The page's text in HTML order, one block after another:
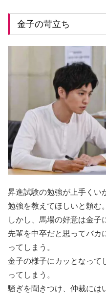
金子の苛立ち
昇進試験の勉強が上手くい
勉強を教えてほしいと頼む。
しかし、馬場の好意は金子
先輩を中卒だと思ってバカ
ってしまう。
金子の様子にカッとなって
ってしまう。
騒ぎを聞きつけ、仲裁には